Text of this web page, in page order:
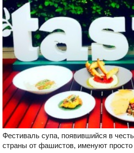
Фестиваль супа, появившийся в
страны от фашистов, именуют